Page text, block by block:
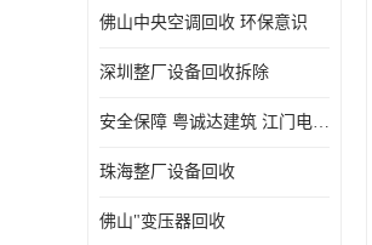
佛山中央空调回收 环保意识
深圳整厂设备回收拆除
安全保障 粤诚达建筑 江门电梯拆除公司
珠海整厂设备回收
佛山"变压器回收